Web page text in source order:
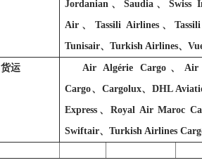
Jordanian 、Saudia 、Swiss
Air 、 Tassili Airlines、
Tunisair、Turkish Airlines、
货运 Air Algérie Cargo 、Air
Cargo、 Cargolux、DHL
Express 、Royal Air Maroc
Swiftair、Turkish Airlines